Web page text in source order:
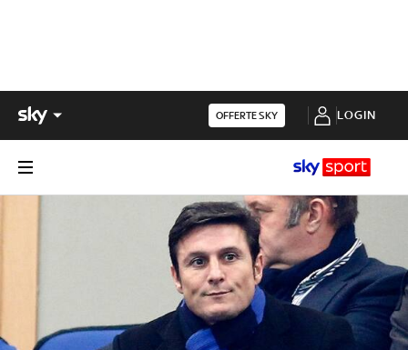
OFFERTE SKY LOGIN